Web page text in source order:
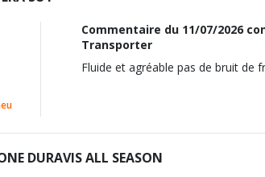
Commentaire du 11/07/2026
Transporter
Fluide et agréable pas de bruit de
DURAVIS ALL SEASON